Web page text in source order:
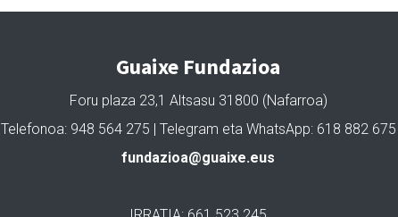
Guaixe Fundazioa
Foru plaza 23,1 Altsasu 31800 (Nafarroa)
Telefonoa: 948 564 275 | Telegram eta WhatsApp: 618 882 675
fundazioa@guaixe.eus